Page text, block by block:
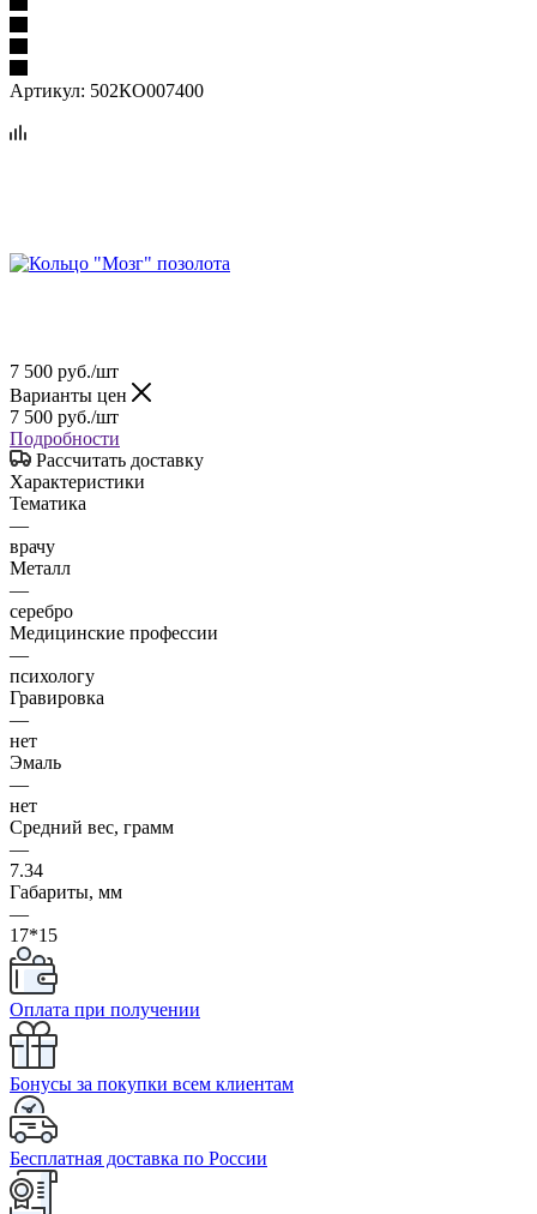
Артикул: 502КО007400
7 500 руб./шт
Варианты цен
7 500 руб./шт
Подробности
Рассчитать доставку
Характеристики
Тематика
—
врачу
Металл
—
серебро
Медицинские профессии
—
психологу
Гравировка
—
нет
Эмаль
—
нет
Средний вес, грамм
—
7.34
Габариты, мм
—
17*15
Оплата при получении
Бонусы за покупки всем клиентам
Бесплатная доставка по России